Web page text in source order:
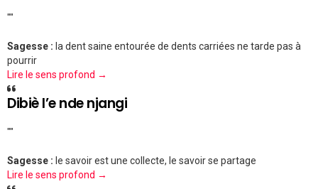
""
Sagesse : la dent saine entourée de dents carriées ne tarde pas à
pourrir
Lire le sens profond →
Dibiè l’e nde njangi
""
Sagesse : le savoir est une collecte, le savoir se partage
Lire le sens profond →